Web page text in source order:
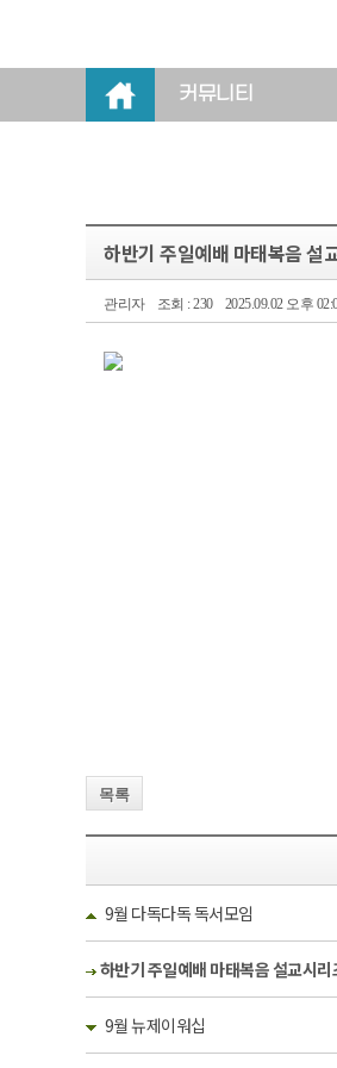
커뮤니티
하반기 주일예배 마태복음 설
관리자 조회 : 230 2025.09.02 오후
목록
9월 다독다독 독서모임
하반기 주일예배 마태복음 설교시리
9월 뉴제이워십